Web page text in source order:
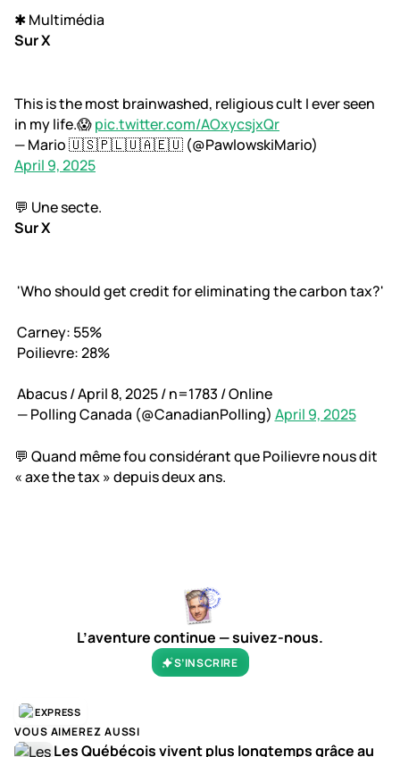
✱ Multimédia
Sur X
This is the most brainwashed, religious cult I ever seen
in my life.😱pic.twitter.com/AOxycsjxQr
— Mario 🇺🇸🇵🇱🇺🇦🇪🇺 (@PawlowskiMario)
April 9, 2025
💬 Une secte.
Sur X
'Who should get credit for eliminating the carbon tax?'
Carney: 55%
Poilievre: 28%
Abacus / April 8, 2025 / n=1783 / Online
— Polling Canada (@CanadianPolling) April 9, 2025
💬 Quand même fou considérant que Poilievre nous dit
« axe the tax » depuis deux ans.
L’aventure continue — suivez-nous.
S’INSCRIRE
EXPRESS
VOUS AIMEREZ AUSSI
Les Québécois vivent plus longtemps grâce au